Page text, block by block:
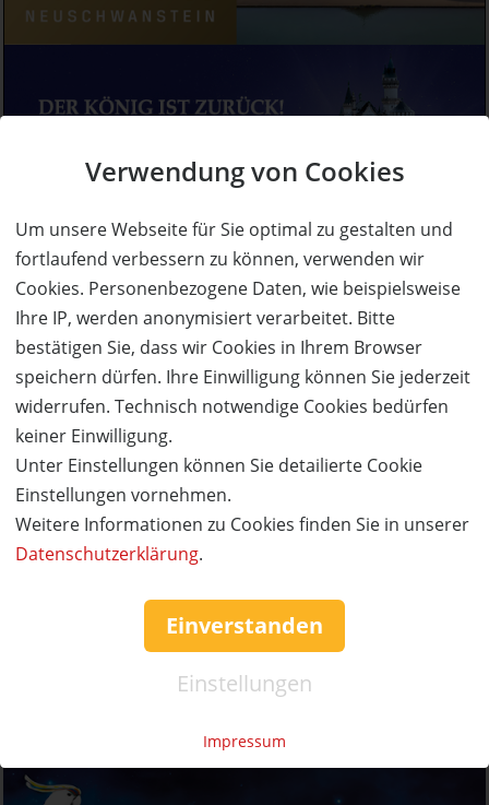
Verwendung von Cookies
Um unsere Webseite für Sie optimal zu gestalten und
fortlaufend verbessern zu können, verwenden wir
Cookies. Personenbezogene Daten, wie beispielsweise
Ihre IP, werden anonymisiert verarbeitet. Bitte
bestätigen Sie, dass wir Cookies in Ihrem Browser
speichern dürfen. Ihre Einwilligung können Sie jederzeit
widerrufen. Technisch notwendige Cookies bedürfen
keiner Einwilligung.
Unter Einstellungen können Sie detailierte Cookie
Einstellungen vornehmen.
Weitere Informationen zu Cookies finden Sie in unserer
Datenschutzerklärung.
Einverstanden
Einstellungen
Impressum